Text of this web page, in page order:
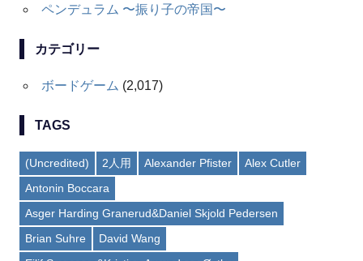
ペンデュラム 〜振り子の帝国〜
カテゴリー
ボードゲーム (2,017)
TAGS
(Uncredited) 2人用 Alexander Pfister
Alex Cutler
Antonin Boccara
Asger Harding Granerud&Daniel Skjold Pedersen
Brian Suhre
David Wang